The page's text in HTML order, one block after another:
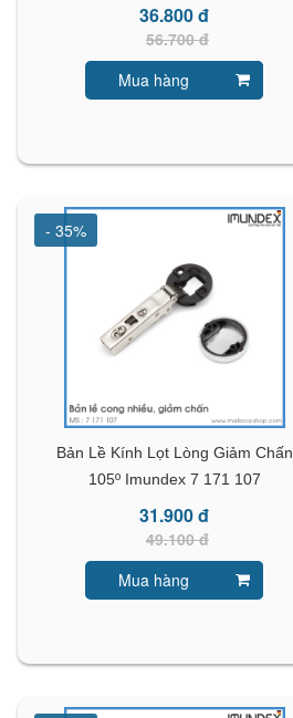
36.800 đ
56.700 đ
Mua hàng
- 35%
Bản Lề Kính Lọt Lòng Giảm Chấn
105º Imundex 7 171 107
31.900 đ
49.100 đ
Mua hàng